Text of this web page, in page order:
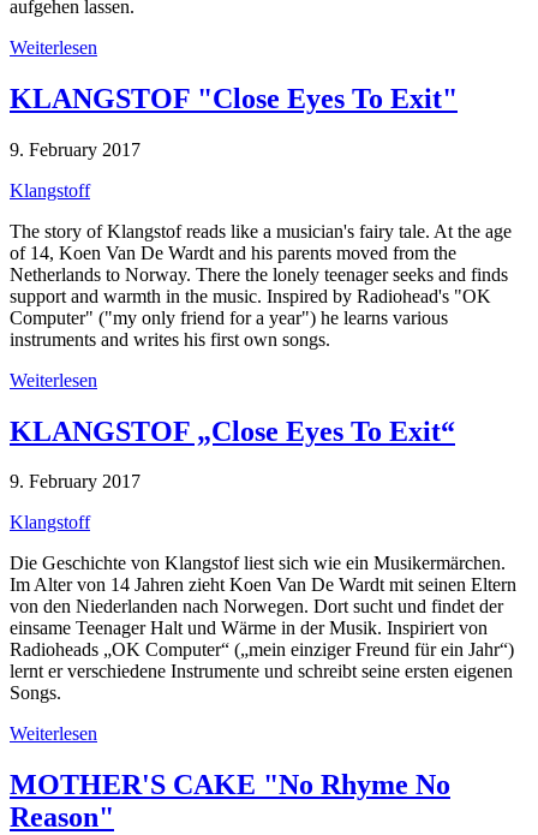
aufgehen lassen.
Weiterlesen
KLANGSTOF "Close Eyes To Exit"
9. February 2017
Klangstoff
The story of Klangstof reads like a musician's fairy tale. At the age
of 14, Koen Van De Wardt and his parents moved from the
Netherlands to Norway. There the lonely teenager seeks and finds
support and warmth in the music. Inspired by Radiohead's "OK
Computer" ("my only friend for a year") he learns various
instruments and writes his first own songs.
Weiterlesen
KLANGSTOF „Close Eyes To Exit“
9. February 2017
Klangstoff
Die Geschichte von Klangstof liest sich wie ein Musikermärchen.
Im Alter von 14 Jahren zieht Koen Van De Wardt mit seinen Eltern
von den Niederlanden nach Norwegen. Dort sucht und findet der
einsame Teenager Halt und Wärme in der Musik. Inspiriert von
Radioheads „OK Computer“ („mein einziger Freund für ein Jahr“)
lernt er verschiedene Instrumente und schreibt seine ersten eigenen
Songs.
Weiterlesen
MOTHER'S CAKE "No Rhyme No
Reason"